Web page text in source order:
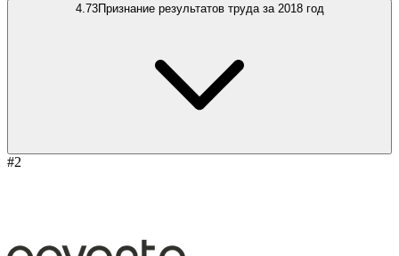
4.73Признание результатов труда за 2018 год
#2